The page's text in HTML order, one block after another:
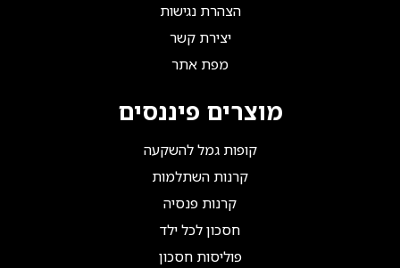
הצהרת נגישות
יצירת קשר
מפת אתר
מוצרים פיננסים
קופות גמל להשקעה
קרנות השתלמות
קרנות פנסיה
חסכון לכל ילד
פוליסות חסכון